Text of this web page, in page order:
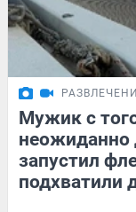
Мужик с
неожиданно
запустил
подхватили